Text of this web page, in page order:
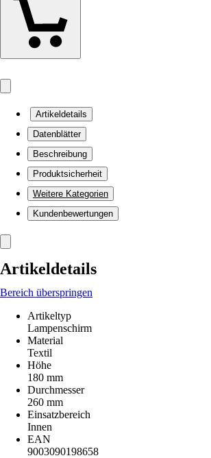
Artikeldetails
Datenblätter
Beschreibung
Produktsicherheit
Weitere Kategorien
Kundenbewertungen
Artikeldetails
Bereich überspringen
Artikeltyp
Lampenschirm
Material
Textil
Höhe
180 mm
Durchmesser
260 mm
Einsatzbereich
Innen
EAN
9003090198658